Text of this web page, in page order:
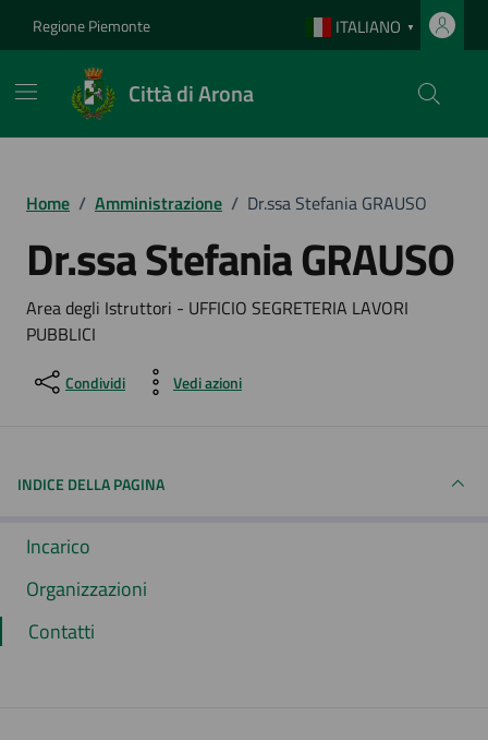
Regione Piemonte ITALIANO ▼
Città di Arona
Home / Amministrazione / Dr.ssa Stefania GRAUSO
Dr.ssa Stefania GRAUSO
Area degli Istruttori - UFFICIO SEGRETERIA LAVORI
PUBBLICI
Condividi Vedi azioni
INDICE DELLA PAGINA
Incarico
Organizzazioni
Contatti